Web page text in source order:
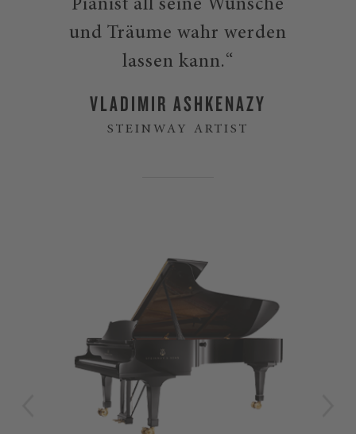
um Ihnen musikalisch eine schier
grenzenlose Ausdrucksmöglichkeit zu
eröffnen. Stellen Sie jetzt Ihre
über den Steinway O-180.
Pianist all seine Wünsche
und Träume wahr werden
lassen kann.“
VLADIMIR ASHKENAZY
STEINWAY ARTIST